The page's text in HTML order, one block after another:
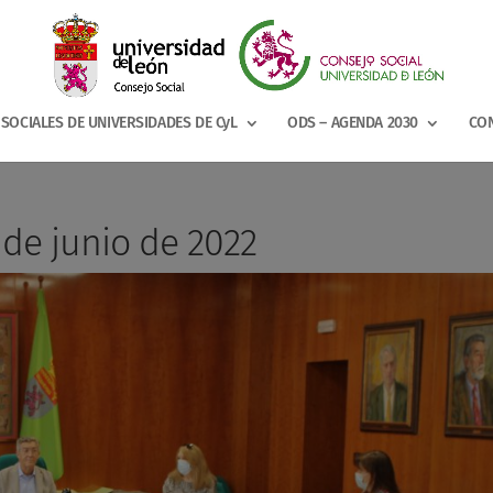
DE UNIVERSIDADES DE CyL ODS – AGENDA 2030
junio de 2022